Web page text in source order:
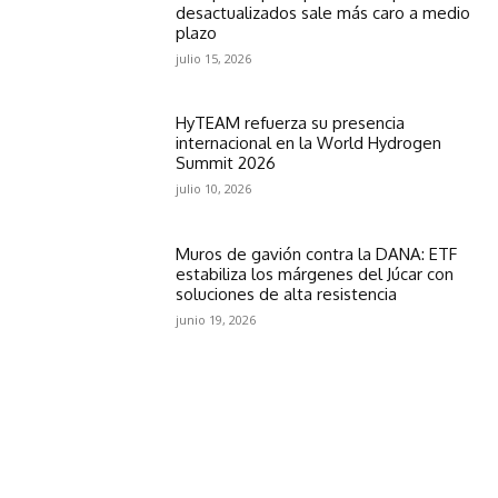
desactualizados sale más caro a medio
plazo
julio 15, 2026
HyTEAM refuerza su presencia
internacional en la World Hydrogen
Summit 2026
julio 10, 2026
Muros de gavión contra la DANA: ETF
estabiliza los márgenes del Júcar con
soluciones de alta resistencia
junio 19, 2026